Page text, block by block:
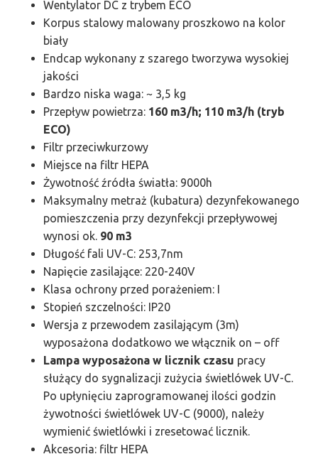
Wentylator DC z trybem ECO
Korpus stalowy malowany proszkowo na kolor
biały
Endcap wykonany z szarego tworzywa wysokiej
jakości
Bardzo niska waga: ~ 3,5 kg
Przepływ powietrza: 160 m3/h; 110 m3/h (tryb
ECO)
Filtr przeciwkurzowy
Miejsce na filtr HEPA
Żywotność źródła światła: 9000h
Maksymalny metraż (kubatura) dezynfekowanego
pomieszczenia przy dezynfekcji przepływowej
wynosi ok. 90 m3
Długość fali UV-C: 253,7nm
Napięcie zasilające: 220-240V
Klasa ochrony przed porażeniem: I
Stopień szczelności: IP20
Wersja z przewodem zasilającym (3m)
wyposażona dodatkowo we włącznik on – off
Lampa wyposażona w licznik czasu pracy
służący do sygnalizacji zużycia świetlówek UV-C.
Po upłynięciu zaprogramowanej ilości godzin
żywotności świetlówek UV-C (9000), należy
wymienić świetlówki i zresetować licznik.
Akcesoria: filtr HEPA